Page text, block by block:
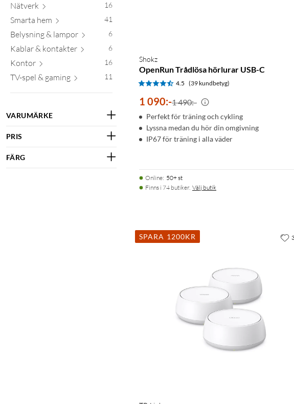
Nätverk 16
Smarta hem 41
Belysning & lampor 6
Kablar & kontakter 6
Kontor 16
TV-spel & gaming 11
VARUMÄRKE
PRIS
FÄRG
Shokz
OpenRun Trådlösa hörlurar USB-C
4.5 (39 kundbetyg)
1 090:-1 490:-
Perfekt för träning och cykling
Lyssna medan du hör din omgivning
IP67 för träning i alla väder
Online: 50+ st
Finns i 74 butiker. Välj butik
SPARA 1200KR